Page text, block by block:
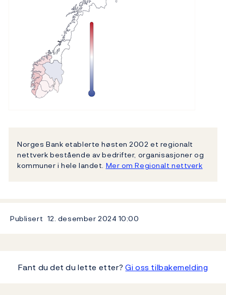
Norges Bank etablerte høsten 2002 et regionalt
nettverk bestående av bedrifter, organisasjoner og
kommuner i hele landet. Mer om Regionalt nettverk
Publisert 12. desember 2024 10:00
Fant du det du lette etter?Gi oss tilbakemelding